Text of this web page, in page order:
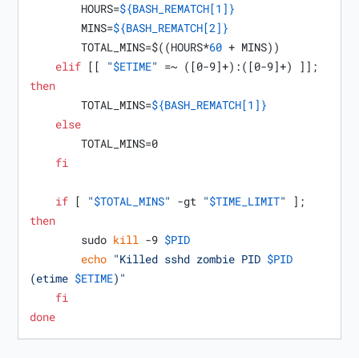
        HOURS=
${BASH_REMATCH[1]}
        MINS=
${BASH_REMATCH[2]}
        TOTAL_MINS=$((HOURS*
60 + MINS))
elif [[ "$ETIME"
then
        TOTAL_MINS=
${BASH_REMATCH[1]}
else
fi
if [ "$TOTAL_MINS" -gt "$TIME_LIMIT"
then
        sudo
kill -9 $PID
echo "Killed sshd zombie PID $PID
(etime $ETIME)"
fi
done